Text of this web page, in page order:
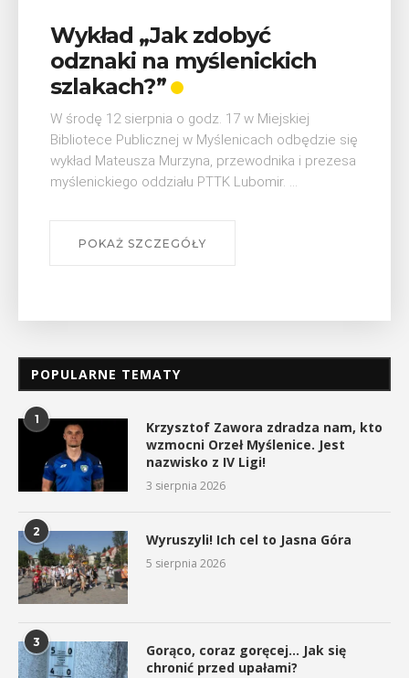
V Turniej Myślimira.
Mieszczanie i rzemieślnicy
W ostatni weekend wakacji, czyli 29-30 sierpnia w
Myślenicach odbędzie się piąta edycja Turnieju
Myślimira. Wydarzenie organizowane przez
Muzeum Niepodległości w Myślenicach odbędzie
się na ...
POKAŻ SZCZEGÓŁY
POPULARNE TEMATY
1
Krzysztof Zawora zdradza nam, kto
wzmocni Orzeł Myślenice. Jest
nazwisko z IV Ligi!
3 sierpnia 2026
2 Wyruszyli! Ich cel to Jasna Góra
5 sierpnia 2026
3
Gorąco, coraz goręcej… Jak się
chronić przed upałami?